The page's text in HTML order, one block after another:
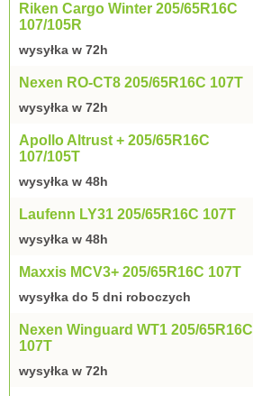
Riken Cargo Winter 205/65R16C
107/105R
wysyłka w 72h
Nexen RO-CT8 205/65R16C 107T
wysyłka w 72h
Apollo Altrust + 205/65R16C
107/105T
wysyłka w 48h
Laufenn LY31 205/65R16C 107T
wysyłka w 48h
Maxxis MCV3+ 205/65R16C 107T
wysyłka do 5 dni roboczych
Nexen Winguard WT1 205/65R16C
107T
wysyłka w 72h